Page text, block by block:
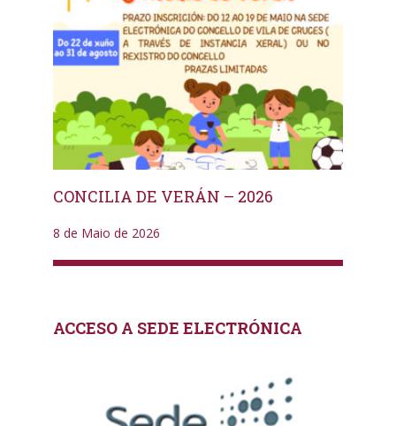
CONCILIA DE VERÁN – 2026
8 de Maio de 2026
ACCESO A SEDE ELECTRÓNICA